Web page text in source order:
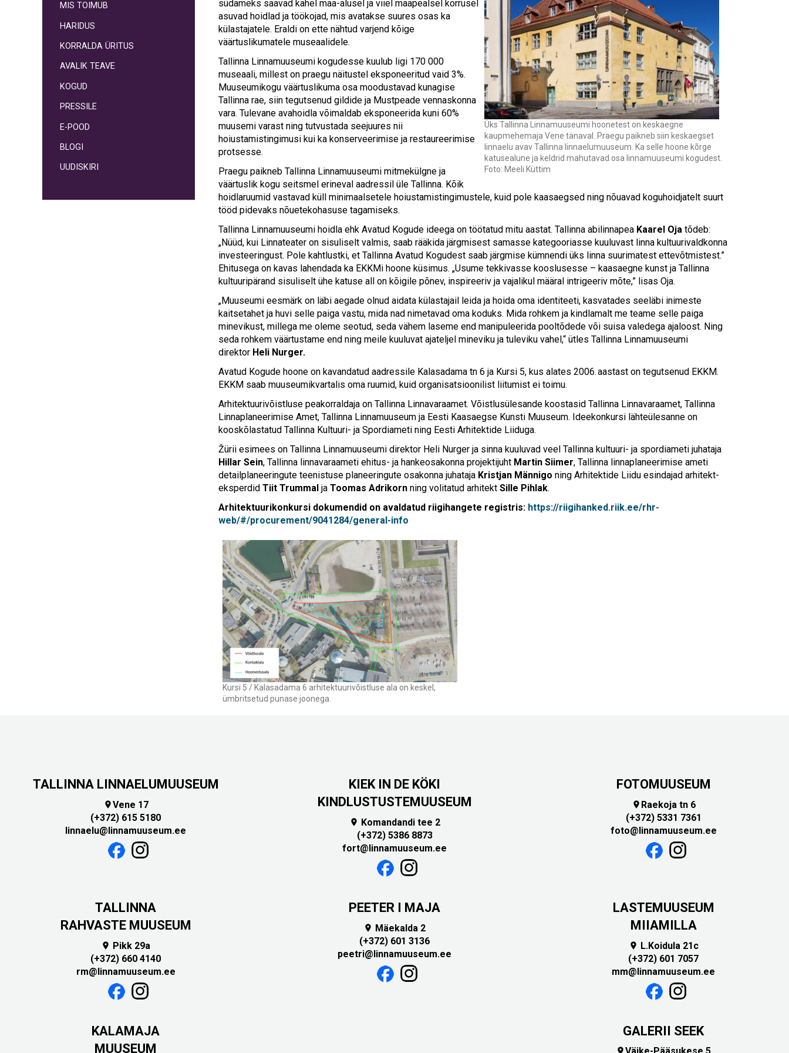
can
use
touch
and
swipe
gestures.
MIS TOIMUB
HARIDUS
KORRALDA ÜRITUS
AVALIK TEAVE
KOGUD
PRESSILE
E-POOD
BLOGI
UUDISKIRI
Üks Tallinna Linnamuuseumi hoonetest on keskaegne
kaupmehemaja Vene tänaval. Praegu paikneb siin keskaegset
linnaelu avav Tallinna linnaelumuuseum. Ka selle hoone kõrge
katusealune ja keldrid mahutavad osa linnamuuseumi kogudest.
Foto: Meeli Küttim
südameks saavad kahel maa-alusel ja viiel maapealsel korrusel
asuvad hoidlad ja töökojad, mis avatakse suures osas ka
külastajatele. Eraldi on ette nähtud varjend kõige
väärtuslikumatele museaalidele.
Tallinna Linnamuuseumi kogudesse kuulub ligi 170 000
museaali, millest on praegu näitustel eksponeeritud vaid 3%.
Muuseumikogu väärtuslikuma osa moodustavad kunagise
Tallinna rae, siin tegutsenud gildide ja Mustpeade vennaskonna
vara. Tulevane avahoidla võimaldab eksponeerida kuni 60%
muusemi varast ning tutvustada seejuures nii
hoiustamistingimusi kui ka konserveerimise ja restaureerimise
protsesse.
Praegu paikneb Tallinna Linnamuuseumi mitmekülgne ja
väärtuslik kogu seitsmel erineval aadressil üle Tallinna. Kõik
hoidlaruumid vastavad küll minimaalsetele hoiustamistingimustele, kuid pole kaasaegsed ning nõuavad koguhoidjatelt suurt
tööd pidevaks nõuetekohasuse tagamiseks.
Tallinna Linnamuuseumi hoidla ehk Avatud Kogude ideega on töötatud mitu aastat. Tallinna abilinnapea Kaarel Oja tõdeb:
„Nüüd, kui Linnateater on sisuliselt valmis, saab rääkida järgmisest samasse kategooriasse kuuluvast linna kultuurivaldkonna
investeeringust. Pole kahtlustki, et Tallinna Avatud Kogudest saab järgmise kümnendi üks linna suurimatest ettevõtmistest.”
Ehitusega on kavas lahendada ka EKKMi hoone küsimus. „Usume tekkivasse kooslusesse – kaasaegne kunst ja Tallinna
kultuuripärand sisuliselt ühe katuse all on kõigile põnev, inspireeriv ja vajalikul määral intrigeeriv mõte,” lisas Oja.
„Muuseumi eesmärk on läbi aegade olnud aidata külastajail leida ja hoida oma identiteeti, kasvatades seeläbi inimeste
kaitsetahet ja huvi selle paiga vastu, mida nad nimetavad oma koduks. Mida rohkem ja kindlamalt me teame selle paiga
minevikust, millega me oleme seotud, seda vähem laseme end manipuleerida pooltõdede või suisa valedega ajaloost. Ning
seda rohkem väärtustame end ning meile kuuluvat ajateljel mineviku ja tuleviku vahel,“ ütles Tallinna Linnamuuseumi
direktor Heli Nurger.
Avatud Kogude hoone on kavandatud aadressile Kalasadama tn 6 ja Kursi 5, kus alates 2006. aastast on tegutsenud EKKM.
EKKM saab muuseumikvartalis oma ruumid, kuid organisatsioonilist liitumist ei toimu.
Arhitektuurivõistluse peakorraldaja on Tallinna Linnavaraamet. Võistlusülesande koostasid Tallinna Linnavaraamet, Tallinna
Linnaplaneerimise Amet, Tallinna Linnamuuseum ja Eesti Kaasaegse Kunsti Muuseum. Ideekonkursi lähteülesanne on
kooskõlastatud Tallinna Kultuuri- ja Spordiameti ning Eesti Arhitektide Liiduga.
Žürii esimees on Tallinna Linnamuuseumi direktor Heli Nurger ja sinna kuuluvad veel Tallinna kultuuri- ja spordiameti juhataja
Hillar Sein, Tallinna linnavaraameti ehitus- ja hankeosakonna projektijuht Martin Siimer, Tallinna linnaplaneerimise ameti
detailplaneeringute teenistuse planeeringute osakonna juhataja Kristjan Männigo ning Arhitektide Liidu esindajad arhitekt-
eksperdid Tiit Trummal ja Toomas Adrikorn ning volitatud arhitekt Sille Pihlak.
Arhitektuurikonkursi dokumendid on avaldatud riigihangete registris: https://riigihanked.riik.ee/rhr-
web/#/procurement/9041284/general-info
Kursi 5 / Kalasadama 6 arhitektuurivõistluse ala on keskel,
ümbritsetud punase joonega.
TALLINNA LINNAELUMUUSEUM
Vene 17
(+372) 615 5180
linnaelu@linnamuuseum.ee
KIEK IN DE KÖKI
KINDLUSTUSTEMUUSEUM
 Komandandi tee 2
(+372) 5386 8873
fort@linnamuuseum.ee
FOTOMUUSEUM
 Raekoja tn 6
(+372) 5331 7361
foto@linnamuuseum.ee
TALLINNA
RAHVASTE MUUSEUM
 Pikk 29a
(+372) 660 4140
rm@linnamuuseum.ee
PEETER I MAJA
 Mäekalda 2
(+372) 601 3136
peetri@linnamuuseum.ee
LASTEMUUSEUM
MIIAMILLA
 L.Koidula 21c
(+372) 601 7057
mm@linnamuuseum.ee
KALAMAJA
MUUSEUM
GALERII SEEK
